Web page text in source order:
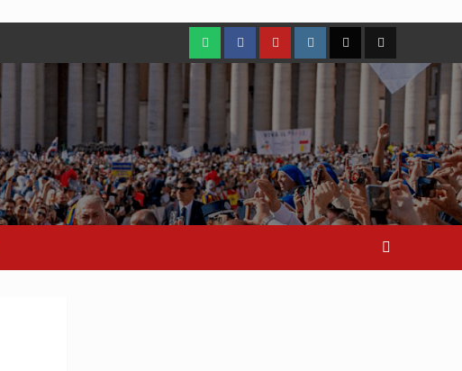
WhatsAppFacebookYoutubeInstagram
X TikTok